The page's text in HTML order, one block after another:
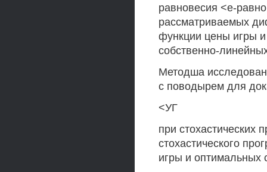
равновесия <е-
рассматриваемых
функции цены игры
собственно-
Методша
с поводырем для
<УГ
при стохастических
стохастического
игры и оптимальных